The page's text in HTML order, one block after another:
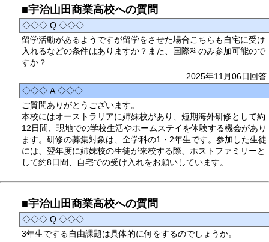
■宇治山田商業高校への質問
◇◇◇ Q ◇◇◇
留学活動があるようですが留学をさせた場合こちらも自宅に受け
入れるなどの条件はありますか？また、国際科のみ参加可能ので
すか？
2025年11月06日回答
◇◇◇ A ◇◇◇
ご質問ありがとうございます。
本校にはオーストラリアに姉妹校があり、短期海外研修として約
12日間、現地での学校生活やホームステイを体験する機会があり
ます。研修の募集対象は、全学科の1・2年生です。参加した生徒
には、翌年度に姉妹校の生徒が来校する際、ホストファミリーと
して約8日間、自宅での受け入れをお願いしています。
■宇治山田商業高校への質問
◇◇◇ Q ◇◇◇
3年生でする自由課題は具体的に何をするのでしょうか。